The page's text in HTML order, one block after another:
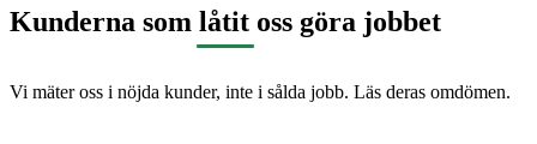
Kunderna som låtit oss göra jobbet
Vi mäter oss i nöjda kunder, inte i sålda jobb. Läs deras omdömen.